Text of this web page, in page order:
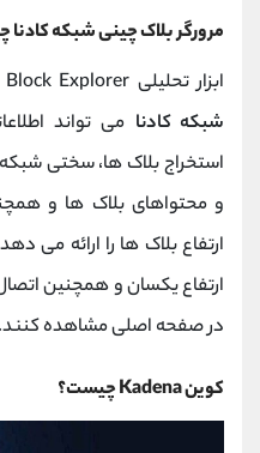
مرورگر بلاک چینی شبکه
ابزار تحلیلی Kadena Block Explorer یا همان بلاک اکسپلور
شبکه کادنا می تواند
استخراج بلاک ها، سختی
و محتواهای بلاک ها و
ارتفاع بلاک ها را ارائه می
ارتفاع یکسان و همچنین
در صفحه اصلی مشاهده کنند.
کوین Kadena چیست؟